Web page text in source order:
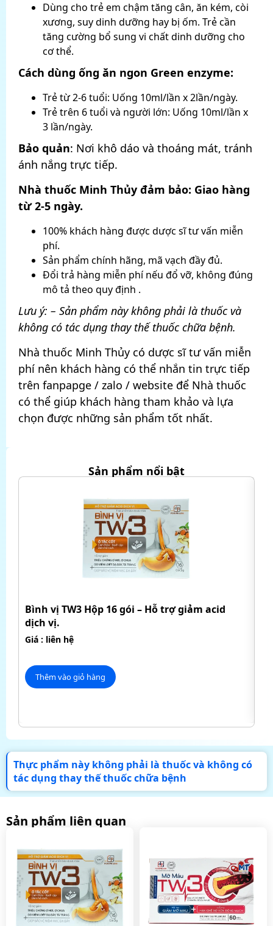
Dùng cho trẻ em chậm tăng cân, ăn kém, còi
xương, suy dinh dưỡng hay bị ốm. Trẻ cần
tăng cường bổ sung vi chất dinh dưỡng cho
cơ thể.
Cách dùng ống ăn ngon Green enzyme:
Trẻ từ 2-6 tuổi: Uống 10ml/lần x 2lần/ngày.
Trẻ trên 6 tuổi và người lớn: Uống 10ml/lần x
3 lần/ngày.
Bảo quản: Nơi khô dáo và thoáng mát, tránh
ánh nắng trực tiếp.
Nhà thuốc Minh Thủy đảm bảo: Giao hàng
từ 2-5 ngày.
100% khách hàng được dược sĩ tư vấn miễn
phí.
Sản phẩm chính hãng, mã vạch đầy đủ.
Đổi trả hàng miễn phí nếu đổ vỡ, không đúng
mô tả theo quy định .
Lưu ý: – Sản phẩm này không phải là thuốc và
không có tác dụng thay thế thuốc chữa bệnh.
Nhà thuốc Minh Thủy có dược sĩ tư vấn miễn
phí nên khách hàng có thể nhắn tin trực tiếp
trên fanpapge / zalo / website để Nhà thuốc
có thể giúp khách hàng tham khảo và lựa
chọn được những sản phẩm tốt nhất.
Sản phẩm nổi bật
Bình vị TW3 Hộp 16 gói – Hỗ trợ giảm acid
dịch vị.
Giá : liên hệ
Thêm vào giỏ hàng
Thực phẩm này không phải là thuốc và không có
tác dụng thay thế thuốc chữa bệnh
Sản phẩm liên quan